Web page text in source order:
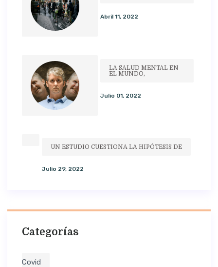
Abril 11, 2022
LA SALUD MENTAL EN
EL MUNDO,
Julio 01, 2022
UN ESTUDIO CUESTIONA LA HIPÓTESIS DE
Julio 29, 2022
Categorías
Covid